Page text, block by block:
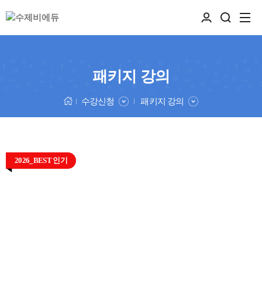
패키지 강의
수강신청 패키지 강의
2026_BEST 인기